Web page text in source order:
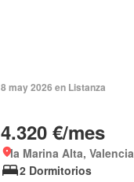
8 may 2026 en Listanza
4.320 €/mes
la Marina Alta, Valencia
2 Dormitorios